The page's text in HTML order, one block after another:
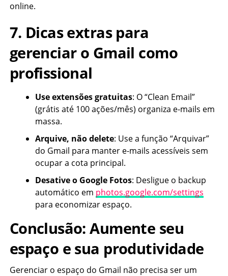
online.
7. Dicas extras para
gerenciar o Gmail como
profissional
Use extensões gratuitas: O “Clean Email”
(grátis até 100 ações/mês) organiza e-mails em
massa.
Arquive, não delete: Use a função “Arquivar”
do Gmail para manter e-mails acessíveis sem
ocupar a cota principal.
Desative o Google Fotos: Desligue o backup
automático em photos.google.com/settings
para economizar espaço.
Conclusão: Aumente seu
espaço e sua produtividade
Gerenciar o espaço do Gmail não precisa ser um